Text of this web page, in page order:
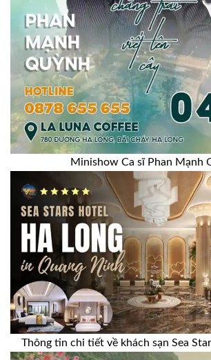
Minishow Ca sĩ Phan Mạnh
Thông tin chi tiết về khách sạn Sea